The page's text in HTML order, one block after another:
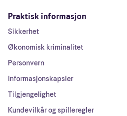
Praktisk informasjon
Sikkerhet
Økonomisk kriminalitet
Personvern
Informasjonskapsler
Tilgjengelighet
Kundevilkår og spilleregler